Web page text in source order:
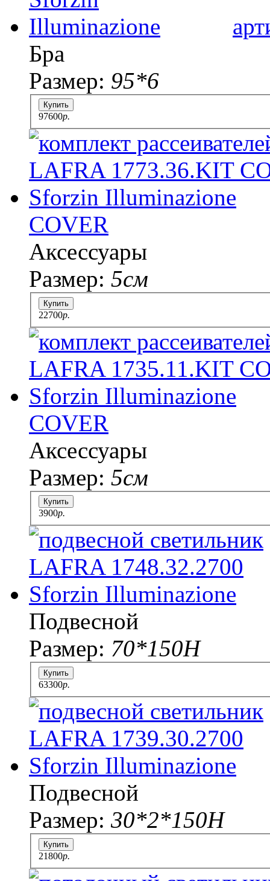
Бра
Размер: 95*6
Купить
97600p.
COVER
Аксессуары
Размер: 5см
Купить
22700p.
COVER
Аксессуары
Размер: 5см
Купить
3900p.
Подвесной
Размер: 70*150H
Купить
63300p.
Подвесной
Размер: 30*2*150H
Купить
21800p.